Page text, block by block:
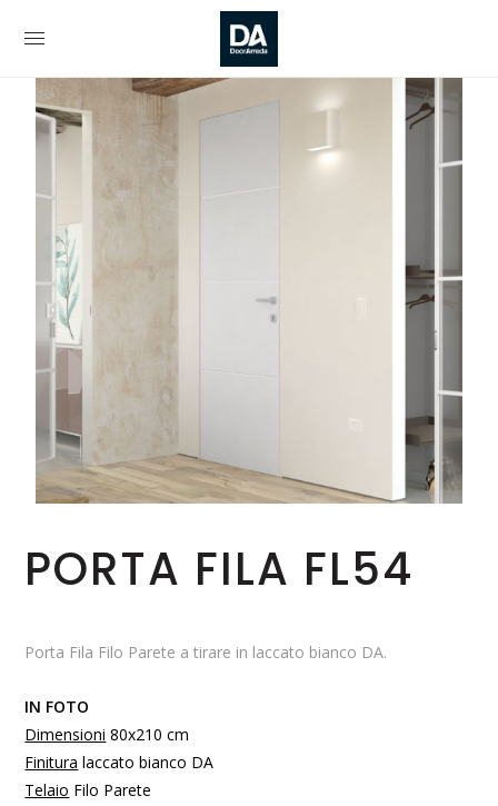
PORTA FILA FL54
Porta Fila Filo Parete a tirare in laccato bianco DA.
IN FOTO
Dimensioni 80x210 cm
Finitura laccato bianco DA
Telaio Filo Parete